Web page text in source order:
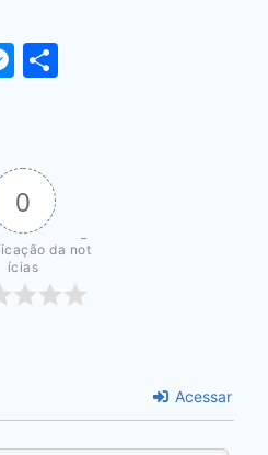
Messenger
0
da not
ícias
Acessar